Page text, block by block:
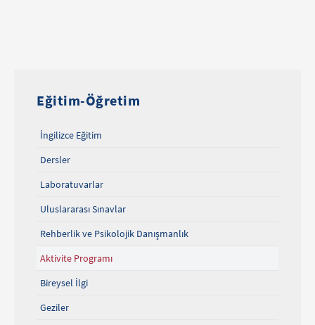
Eğitim-Öğretim
İngilizce Eğitim
Dersler
Laboratuvarlar
Uluslararası Sınavlar
Rehberlik ve Psikolojik Danışmanlık
Aktivite Programı
Bireysel İlgi
Geziler